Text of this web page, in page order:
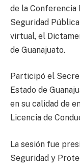
de la Conferencia
Seguridad
virtual, el
de Guanajuato.
Participó el
Estado de
en su calidad de
Licencia de
La sesión fue
Seguridad y